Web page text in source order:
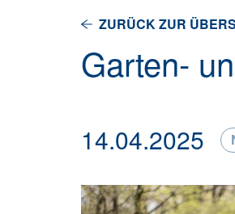
ZURÜCK ZUR
Garten-
14.04.2025